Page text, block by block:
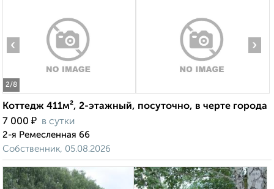
2/8
‹ ›
Коттедж 411м², 2-этажный, посуточно, в черте города
7 000 ₽ в сутки
2-я Ремесленная 66
Собственник, 05.08.2026